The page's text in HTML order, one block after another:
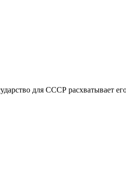
для СССР расхватывает